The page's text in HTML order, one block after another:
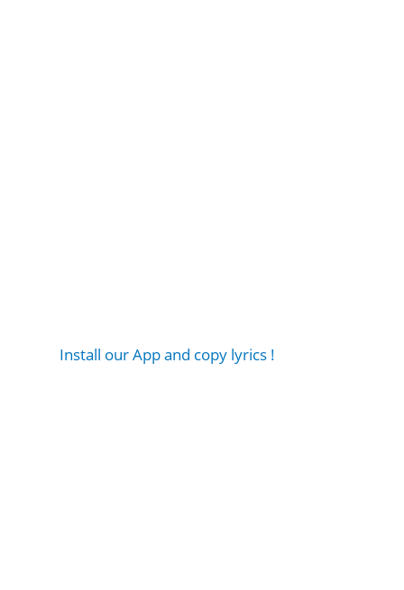
Install our App and copy lyrics !